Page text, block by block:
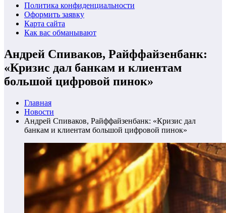
Политика конфиденциальности
Оформить заявку
Карта сайта
Как вас обманывают
​Андрей Спиваков, Райффайзенбанк:
«Кризис дал банкам и клиентам
большой цифровой пинок»
Главная
Новости
​Андрей Спиваков, Райффайзенбанк: «Кризис дал
банкам и клиентам большой цифровой пинок»